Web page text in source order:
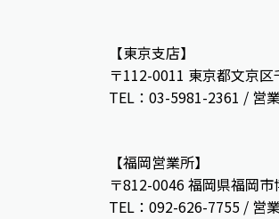
【東京支店】
〒112-0011 東京都文京
TEL：03-5981-2361 / 営
【福岡営業所】
〒812-0046 福岡県福岡
TEL：092-626-7755 / 営